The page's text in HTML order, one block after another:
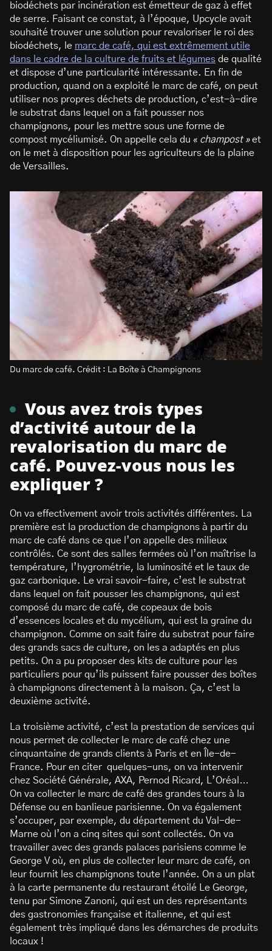
biodéchets par incinération est émetteur de gaz à effet
de serre. Faisant ce constat, à l’époque, Upcycle avait
souhaité trouver une solution pour revaloriser le roi des
biodéchets, le marc de café, qui est extrêmement utile
dans le cadre de la culture de fruits et légumes de qualité
et dispose d’une particularité intéressante. En fin de
production, quand on a exploité le marc de café, on peut
utiliser nos propres déchets de production, c’est-à-dire
le substrat dans lequel on a fait pousser nos
champignons, pour les mettre sous une forme de
compost mycéliumisé. On appelle cela du « champost »et
on le met à disposition pour les agriculteurs de la plaine
de Versailles.
Du marc de café. Crédit : La Boîte à Champignons
Vous avez trois types
d’activité autour de la
revalorisation du marc de
café. Pouvez-vous nous les
expliquer ?
On va effectivement avoir trois activités différentes. La
première est la production de champignons à partir du
marc de café dans ce que l’on appelle des milieux
contrôlés. Ce sont des salles fermées où l’on maîtrise la
température, l’hygrométrie, la luminosité et le taux de
gaz carbonique. Le vrai savoir-faire, c’est le substrat
dans lequel on fait pousser les champignons, qui est
composé du marc de café, de copeaux de bois
d’essences locales et du mycélium, qui est la graine du
champignon. Comme on sait faire du substrat pour faire
des grands sacs de culture, on les a adaptés en plus
petits. On a pu proposer des kits de culture pour les
particuliers pour qu’ils puissent faire pousser des boîtes
à champignons directement à la maison. Ça, c’est la
deuxième activité.
La troisième activité, c’est la prestation de services qui
nous permet de collecter le marc de café chez une
cinquantaine de grands clients à Paris et en Île-de-
France. Pour en citer quelques-uns, on va intervenir
chez Société Générale, AXA, Pernod Ricard, L’Oréal…
On va collecter le marc de café des grandes tours à la
Défense ou en banlieue parisienne. On va également
s’occuper, par exemple, du département du Val-de-
Marne où l’on a cinq sites qui sont collectés. On va
travailler avec des grands palaces parisiens comme le
George V où, en plus de collecter leur marc de café, on
leur fournit les champignons toute l’année. On a un plat
à la carte permanente du restaurant étoilé Le George,
tenu par Simone Zanoni, qui est un des représentants
des gastronomies française et italienne, et qui est
également très impliqué dans les démarches de produits
locaux !